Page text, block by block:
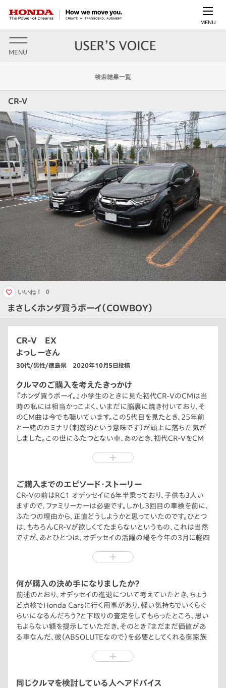
MENU
MENU
検索結果一覧
CR-V
まさしくホンダ買うボーイ（COWBOY）
いいね！ 0
CR-V EX
よっしーさん
30代/男性/徳島県 2020年10月5日投稿
クルマのご購入を考えたきっかけ
『ホンダ買うボーイ。』小学生のときに見た初代CR-VのCMは当
時の私には相当かっこよく、いまだに脳裏に焼き付いており、そ
のCM曲は今でも聴いています。この5代目を見たとき、25年前
と一緒のカミナリ（刺激的という意味です）が頭上に落ちた気が
しました。この世にふたつとない車、あのとき、初代CR-VをCM
ご購入までのエピソード・ストーリー
CR-Vの前はRC1 オデッセイに6年半乗っており、子供も3人い
ますので、ファミリーカーは必要です。しかし3回目の車検を前に、
ふたつの理由から、正直どうしようかと思っていたのです。ひとつ
は、もちろんCR-Vが欲しくてたまらないというもの、これは当然
ですが、あとひとつは、オデッセイの活躍の場を今年の3月に軽四
いうことです。フリードはハイブリッド車でHonda SENSINGも
ぼ完全に乗っ取られてしまっていたのです。オデッセイは普段使
いから旅行まで大活躍してくれました、6年間で忘れることので
きない家族の思い出をたくさん作ってくれたウチのエースでし
た。とは言うものの、元々ネームバリューがあり、フリードよりも上
級車種であるオデッセイを手放すことに家族は難色を示し（そり
ゃそうですよね）、そこから当時全く無名（我が家の中では）だった
るということを家族に知ってもらいたい、その一存でした。
何が購入の決め手になりましたか？
前述のとおり、オデッセイの進退について考えていたとき、ちょう
ど点検でHonda Carsに行く用事があり、軽い気持ちでいくらぐ
らいになるんだろう？と下取りの査定をしてもらったところ、思い
もよらない額を提示していただき、そのとき『まだまだ価値があ
る車なんだ、彼（ABSOLUTEなので）を必要としてくれる御家族
らぬオデッセイがCR-V購入を後押ししてくれたのです。彼には感
を願っています。
同じクルマを検討している人へアドバイス